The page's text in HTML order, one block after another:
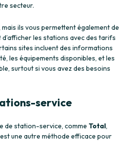
secteur.
ils vous permettent également de
les stations avec des tarifs
sites incluent des informations
les équipements disponibles, et les
surtout si vous avez des besoins
service
de station-service, comme Total,
est une autre méthode efficace pour